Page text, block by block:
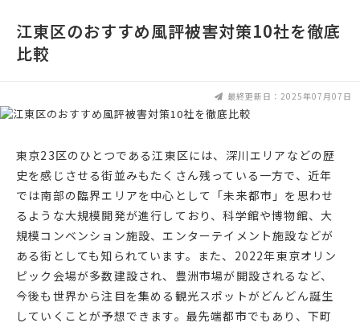
江東区のおすすめ風評被害対策10社を徹底
比較
最終更新日：2025年07月07日
東京23区のひとつである江東区には、深川エリアなどの歴
史を感じさせる街並みもたくさん残っている一方で、近年
では南部の臨界エリアを中心として「未来都市」を思わせ
るような大規模開発が進行しており、科学館や博物館、大
規模コンベンション施設、エンターテイメント施設などが
ある街としても知られています。また、2022年東京オリン
ピック会場が多数建設され、豊洲市場が開設されるなど、
今後も世界から注目を集める観光スポットがどんどん誕生
していくことが予想できます。最先端都市でもあり、下町